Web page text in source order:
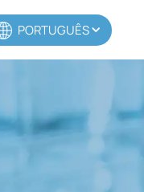
PORTUGUÊS
Español